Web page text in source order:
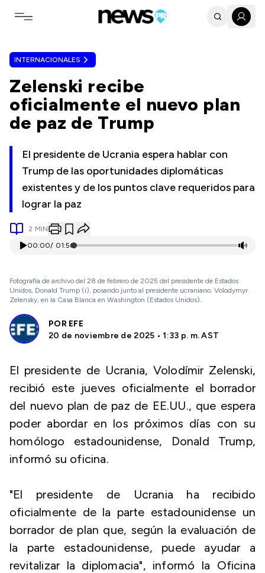
Toggle navigation menu
INTERNACIONALES
Zelenski recibe
oficialmente el nuevo plan
de paz de Trump
El presidente de Ucrania espera hablar con
Trump de las oportunidades diplomáticas
existentes y de los puntos clave requeridos para
lograr la paz
2 MIN
00:00/ 01:56
Fotografía de archivo del 28 de febrero de 2025 del presidente de Estados
Unidos, Donald Trump (i), posando junto al presidente ucraniano, Volodymyr
Zelensky, en la Casa Blanca en Washington (Estados Unidos).
POR EFE
20 de noviembre de 2025 • 1:33 p. m. AST
El presidente de Ucrania, Volodímir Zelenski,
recibió este jueves oficialmente el borrador
del nuevo plan de paz de EE.UU., que espera
poder abordar en los próximos días con su
homólogo estadounidense, Donald Trump,
informó su oficina.
"El presidente de Ucrania ha recibido
oficialmente de la parte estadounidense un
borrador de plan que, según la evaluación de
la parte estadounidense, puede ayudar a
revitalizar la diplomacia", informó la Oficina